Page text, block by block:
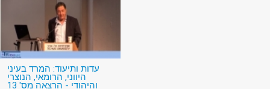
עדות ותיעוד: המרד בעיני
היווני, הרומאי, הנוצרי
והיהודי - הרצאה מס' 13